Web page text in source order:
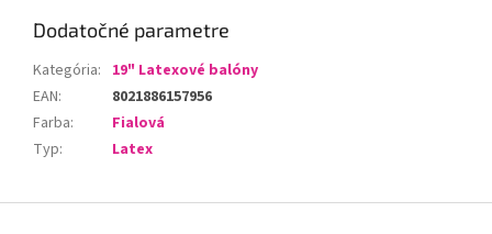
Dodatočné parametre
Kategória: 19" Latexové balóny
EAN:
8021886157956
Farba:
Fialová
Typ: Latex